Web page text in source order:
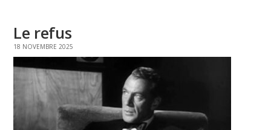
Le refus
18 NOVEMBRE 2025